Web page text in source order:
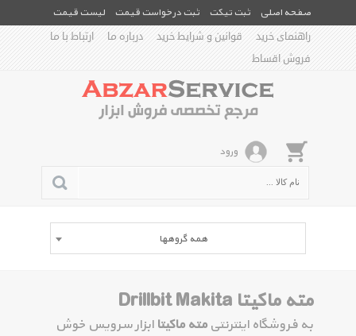
صفحه اصلی ثبت تیکت ثبت درخواست قیمت
لیست قیمت
راهنمای خرید
قوانین و شرایط خرید درباره ما
ارتباط با ما
فروش اقساط
ورود
همه گروهها
مته ماکیتا Drillbit Makita
به فروشگاه اینترنتی مته ماکیتا ابزار سرویس خوش